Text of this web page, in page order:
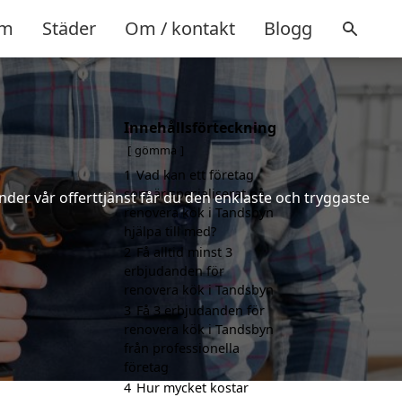
Städer Om / kontakt Blogg
vår offerttjänst får du den enklaste och tryggaste
Innehållsförteckning
gömma
1 Vad kan ett företag
som är specialiserat på
renovera kök i Tandsbyn
hjälpa till med?
2 Få alltid minst 3
erbjudanden för
renovera kök i Tandsbyn
3 Få 3 erbjudanden för
renovera kök i Tandsbyn
från professionella
företag
4 Hur mycket kostar